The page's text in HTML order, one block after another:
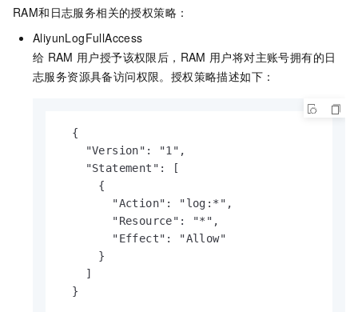
RAM和日志服务相关的授权策略：
AliyunLogFullAccess
给 RAM 用户授予该权限后，RAM 用户将对主账号拥有的日
志服务资源具备访问权限。授权策略描述如下：
  {
    "Version": "1",
    "Statement": [
      {
        "Action": "log:*",
        "Resource": "*",
        "Effect": "Allow"
      }
    ]
  }